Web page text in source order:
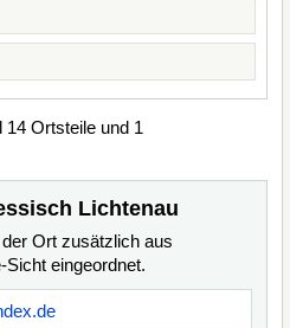
Ortsteile und 1
Lichtenau
Ort zusätzlich aus
eingeordnet.